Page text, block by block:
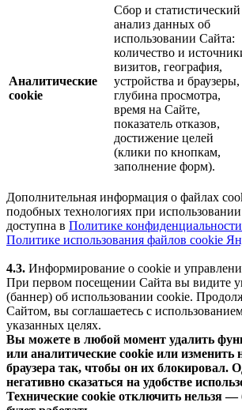
Аналитические
cookie
Сбор и статистический
анализ данных об
использовании Сайта:
количество и
визитов, география,
устройства и браузеры,
глубина просмотра,
время на Сайте,
показатель отказов,
достижение целей
(клики по кнопкам,
заполнение форм).
Дополнительная информация о файлах
подобных технологиях при
доступна в Политике
Политике использования файлов cookie
4.3. Информирование о cookie и
При первом посещении Сайта вы видите
(баннер) об использовании cookie.
Сайтом, вы соглашаетесь с
указанных целях.
Вы можете в любой момент удалить
или аналитические cookie или изменить
браузера так, чтобы он их блокировал.
негативно сказаться на удобстве
Технические cookie отключить нельзя —